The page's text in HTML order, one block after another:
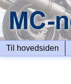
Til hovedsiden